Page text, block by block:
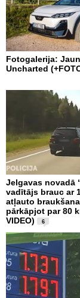
Fotogalerija:
Uncharted
Jelgavas novadā
vadītājs brauc ar
atļauto
pārkāpjot par 80
VIDEO)
6